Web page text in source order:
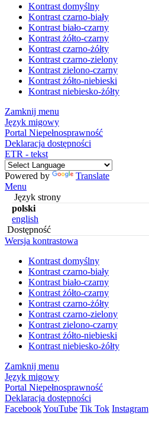
Kontrast domyślny
Kontrast czarno-biały
Kontrast biało-czarny
Kontrast żółto-czarny
Kontrast czarno-żółty
Kontrast czarno-zielony
Kontrast zielono-czarny
Kontrast żółto-niebieski
Kontrast niebiesko-żółty
Zamknij menu
Język migowy
Portal Niepełnosprawność
Deklaracja dostępności
ETR - tekst
Powered by
Translate
Menu
Język strony
polski
english
Dostępność
Wersja kontrastowa
Kontrast domyślny
Kontrast czarno-biały
Kontrast biało-czarny
Kontrast żółto-czarny
Kontrast czarno-żółty
Kontrast czarno-zielony
Kontrast zielono-czarny
Kontrast żółto-niebieski
Kontrast niebiesko-żółty
Zamknij menu
Język migowy
Portal Niepełnosprawność
Deklaracja dostępności
FacebookYouTube Tik Tok Instagram